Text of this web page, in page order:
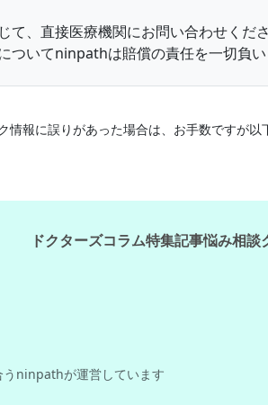
、直接医療機関にお問い合わせくださ
ついてninpathは賠償の責任を一切負い
報に誤りがあった場合は、お手数ですが以
ドクターズコラム特集記事悩み相談
うninpathが運営しています